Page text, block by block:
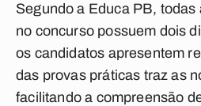
Segundo a Educa PB,
no concurso possuem dois
os candidatos apresentem
das provas práticas traz as
facilitando a compreensão